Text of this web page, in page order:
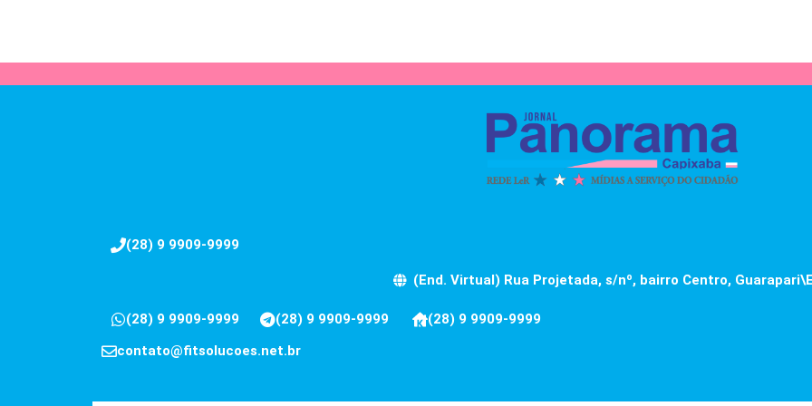
(28) 9 9909-9999
(End. Virtual) Rua Projetada, s/nº, bairro Centro,
(28) 9 9909-9999 (28) 9 9909-9999
(28) 9 9909-9999
contato@fitsolucoes.net.br